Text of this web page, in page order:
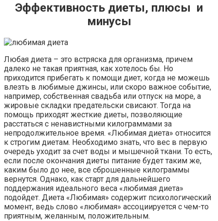
Эффективность диеты, плюсы и
минусы
Любая диета – это встряска для организма, причем
далеко не такая приятная, как хотелось бы. Но
приходится прибегать к помощи диет, когда не можешь
влезть в любимые джинсы, или скоро важное событие,
например, собственная свадьба или отпуск на море, а
жировые складки предательски свисают. Тогда на
помощь приходят жесткие диеты, позволяющие
расстаться с ненавистными килограммами за
непродолжительное время. «Любимая диета» относится
к строгим диетам. Необходимо знать, что вес в первую
очередь уходит за счет воды и мышечной ткани. То есть,
если после окончания диеты питание будет таким же,
каким было до нее, все сброшенные килограммы
вернутся. Однако, как старт для дальнейшего
поддержания идеального веса «любимая диета»
подойдет. Диета «Любимая» содержит психологический
момент, ведь слово «любимая» ассоциируется с чем-то
приятным, желанным, положительным.